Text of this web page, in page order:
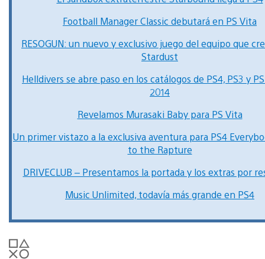
Football Manager Classic debutará en PS Vita
RESOGUN: un nuevo y exclusivo juego del equipo que
Stardust
Helldivers se abre paso en los catálogos de PS4, PS3 y
2014
Revelamos Murasaki Baby para PS Vita
Un primer vistazo a la exclusiva aventura para PS4
to the Rapture
DRIVECLUB – Presentamos la portada y los extras por
Music Unlimited, todavía más grande en PS4